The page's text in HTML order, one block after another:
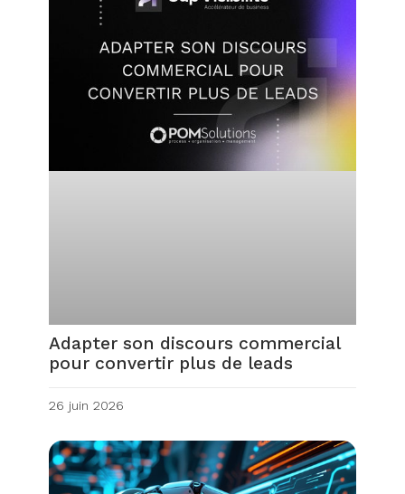
Adapter son discours commercial
pour convertir plus de leads
26 juin 2026